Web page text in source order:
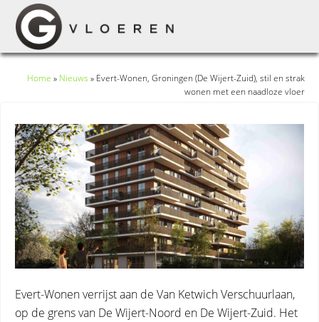
Home » Nieuws » Evert-Wonen, Groningen (De Wijert-Zuid), stil en strak
wonen met een naadloze vloer
Evert-Wonen verrijst aan de Van Ketwich Verschuurlaan,
op de grens van De Wijert-Noord en De Wijert-Zuid. Het